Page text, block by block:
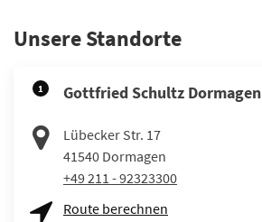
Unsere Standorte
1 Gottfried Schultz Dormagen
Lübecker Str. 17
41540 Dormagen
+49 211 - 92323300
Route berechnen